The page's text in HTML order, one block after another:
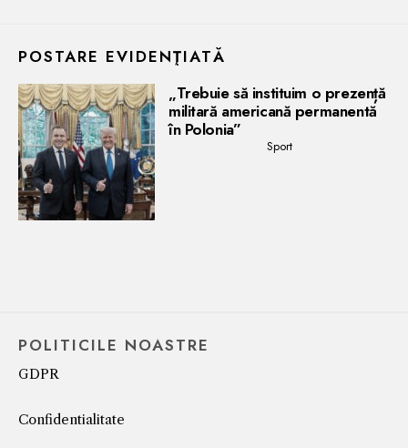
POSTARE EVIDENŢIATĂ
„Trebuie să instituim o prezență
militară americană permanentă
în Polonia”
Sport
POLITICILE NOASTRE
GDPR
Confidentialitate